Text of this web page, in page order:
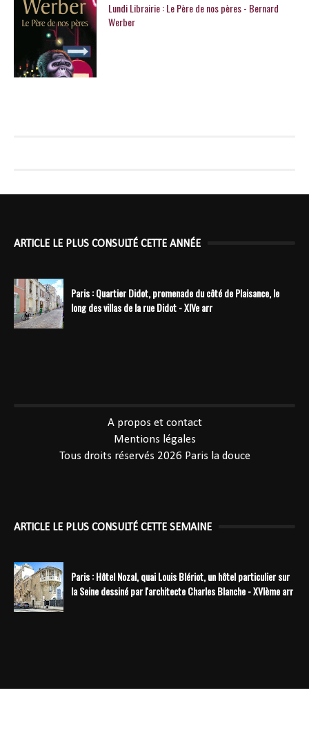
Lundi Librairie : Le Père de nos pères - Bernard
Werber
ARTICLE LE PLUS CONSULTÉ CETTE ANNÉE
Paris : Quartier Didot, promenade du côté de Plaisance, le
long des villas de la rue Didot - XIVe arr
A propos et contact
Mentions légales
Tous droits réservés 2026 Paris la douce
ARTICLE LE PLUS CONSULTÉ CETTE SEMAINE
Paris : Hôtel Nozal, quai Louis Blériot, un hôtel particulier sur
la Seine dessiné par l'architecte Charles Blanche - XVIème arr